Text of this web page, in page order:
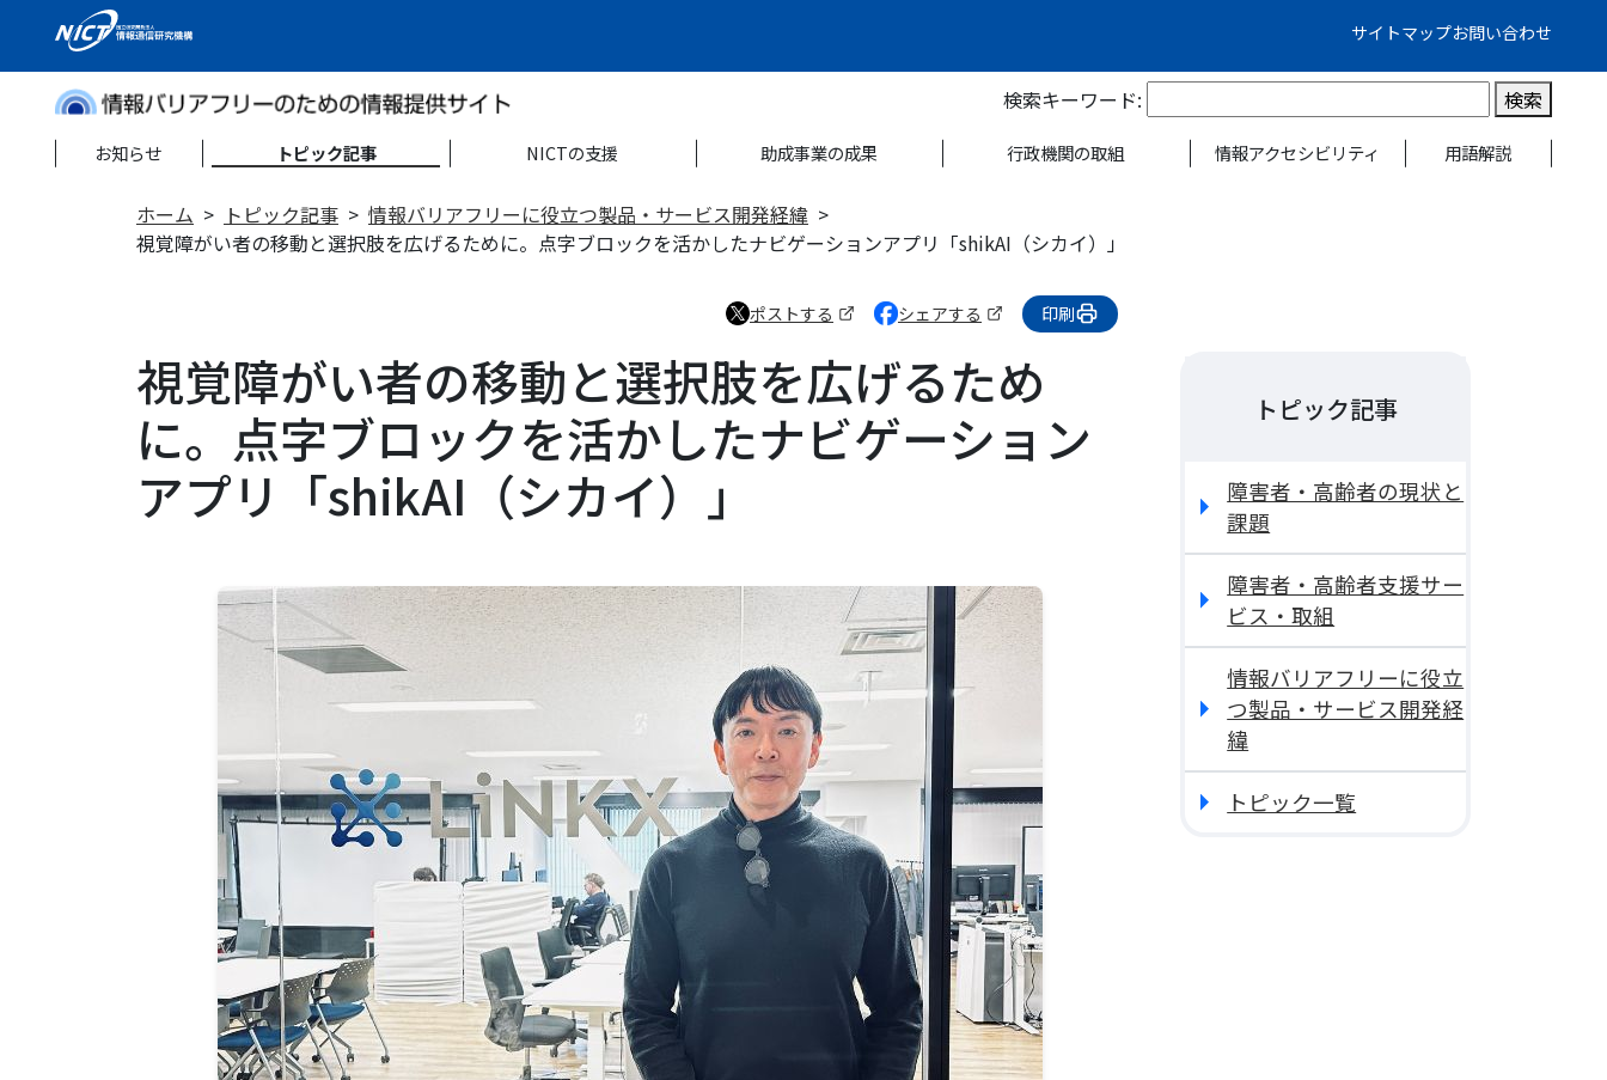
サイトマップお問い合わせ
検索キーワード: 検索
お知らせ トピック記事 NICTの支援 助成事業の成果 行政機関の取組 情報アクセシビリティ 用語解説
ホーム トピック記事
情報バリアフリーに役立つ製品・サービス開発経緯
視覚障がい者の移動と選択肢を広げるために。点字ブロックを活かしたナビゲーションアプリ「shikAI（シカイ）」
ポストする
（新しいタブで開きます）シェアする
（新しいタブで開きます）
印刷
視覚障がい者の移動と選択肢を広げるため
に。点字ブロックを活かしたナビゲーション
アプリ「shikAI（シカイ）」
トピック記事
障害者・高齢者の現状と
課題
障害者・高齢者支援サー
ビス・取組
情報バリアフリーに役立
つ製品・サービス開発経
緯
トピック一覧